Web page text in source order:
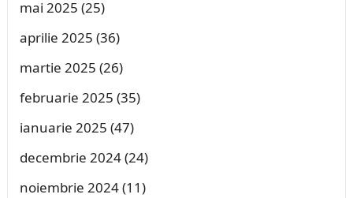
mai 2025 (25)
aprilie 2025 (36)
martie 2025 (26)
februarie 2025 (35)
ianuarie 2025 (47)
decembrie 2024(24)
noiembrie 2024(11)